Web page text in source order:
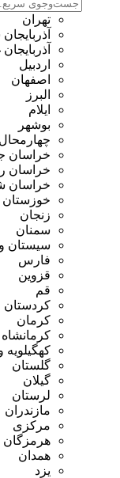
تهران
آذربایجان
آذربایجان غربی
اردبیل
اصفهان
البرز
ایلام
بوشهر
چهارمحال و
خراسان جنوبی
خراسان رضوی
خراسان
خوزستان
زنجان
سمنان
سیستان و
فارس
قزوین
قم
کردستان
کرمان
کرمانشاه
کهگیلویه و
گلستان
گیلان
لرستان
مازندران
مرکزی
هرمزگان
همدان
یزد